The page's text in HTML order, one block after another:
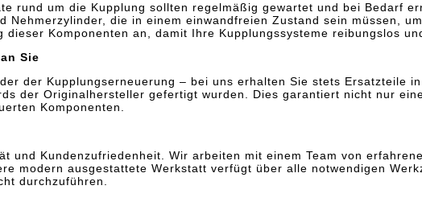
rund um die Kupplung sollten regelmäßig gewartet und bei Bedarf
Nehmerzylinder, die in einem einwandfreien Zustand sein müssen,
Komponenten an, damit Ihre Kupplungssysteme reibungslos
Sie
der Kupplungserneuerung – bei uns erhalten Sie stets Ersatzteile
der Originalhersteller gefertigt wurden. Dies garantiert nicht nur
Komponenten.
und Kundenzufriedenheit. Wir arbeiten mit einem Team von
modern ausgestattete Werkstatt verfügt über alle notwendigen
durchzuführen.